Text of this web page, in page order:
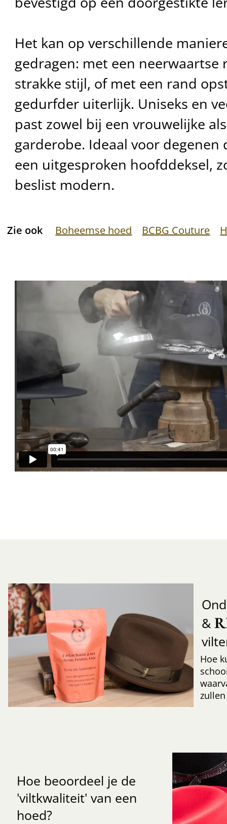
Het kan op verschillende
gedragen: met een neerwaartse
strakke stijl, of met een rand
gedurfder uiterlijk. Uniseks en
past zowel bij een vrouwelijke
garderobe. Ideaal voor degenen
een uitgesproken hoofddeksel,
beslist modern.
Zie ook Boheemse hoed BCBG Couture
&
Hoe
Hoe beoordeel je de
'viltkwaliteit' van een
hoed?